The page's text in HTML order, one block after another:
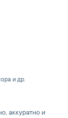
и др.
аккуратно и